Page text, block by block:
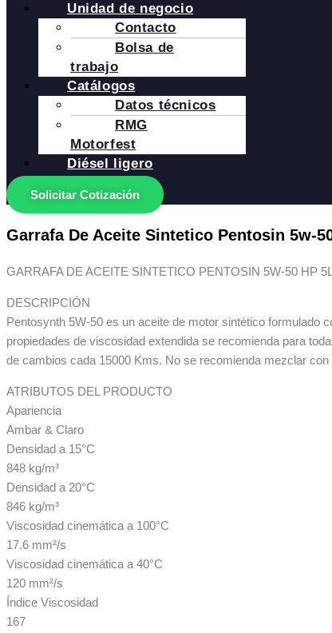
Unidad de negocio
Contacto
Bolsa de
trabajo
Catálogos
Datos técnicos
RMG
Motorfest
Diésel ligero
Solicitar Cotización
Garrafa De Aceite Sintetico Pentosin 5w-
GARRAFA DE ACEITE SINTETICO PENTOSIN 5W-50 HP 5L
DESCRIPCIÓN
Pentosynth 5W-50 es un aceite de motor sintético formulado
propiedades de viscosidad extendida se recomienda para
de cambios cada 15000 Kms. No se recomienda mezclar
ATRIBUTOS DEL PRODUCTO
Apariencia
Ambar & Claro
Densidad a 15°C
848 kg/m³
Densidad a 20°C
846 kg/m³
Viscosidad cinemática a 100°C
17.6 mm²/s
Viscosidad cinemática a 40°C
120 mm²/s
Índice Viscosidad
167